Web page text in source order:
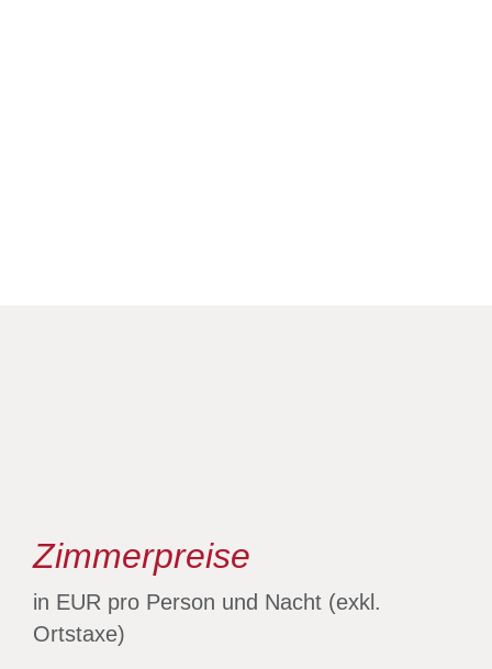
Zimmerpreise
in EUR pro Person und Nacht (exkl.
Ortstaxe)